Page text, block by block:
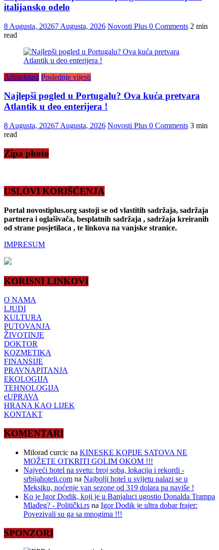
italijansko odelo
8 Augusta, 20267 Augusta, 2026 Novosti Plus 0 Comments 2 min
read
Arhitektura Poslednje vijesti
Najlepši pogled u Portugalu? Ova kuća pretvara
Atlantik u deo enterijera !
8 Augusta, 20267 Augusta, 2026 Novosti Plus 0 Comments 3 min
read
Zipa photo
USLOVI KORIŠĆENJA
Portal novostiplus.org sastoji se od vlastitih sadržaja, sadržaja
partnera i oglašivača, besplatnih sadržaja , sadržaja kreiranih
od strane posjetilaca , te linkova na vanjske stranice.
IMPRESUM
KORISNI LINKOVI
O NAMA
LJUDI
KULTURA
PUTOVANJA
ŽIVOTINJE
DOKTOR
KOZMETIKA
FINANSIJE
PRAVNAPITANJA
EKOLOGIJA
TEHNOLOGIJA
eUPRAVA
HRANA KAO LIJEK
KONTAKT
KOMENTARI
Milorad curcic na KINESKE KOPIJE SATOVA NE
MOŽETE OTKRITI GOLIM OKOM !!!
Najveći hotel na svetu: broj soba, lokacija i rekordi -
srbijahoteli.com na Najbolji hotel u svijetu nalazi se u
Meksiku, noćenje van sezone od 319 dolara pa naviše !
Ko je Igor Dodik, koji je u Banjaluci ugostio Donalda Trampa
Mlađeg? - Politički.rs na Igor Dodik je ultra dobar frajer:
Povezivali su ga sa mnogima !!!
SPONZORI